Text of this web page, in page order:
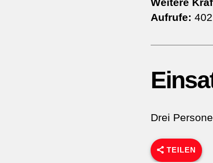
Weitere
Aufrufe: 402
Drei
TEILEN